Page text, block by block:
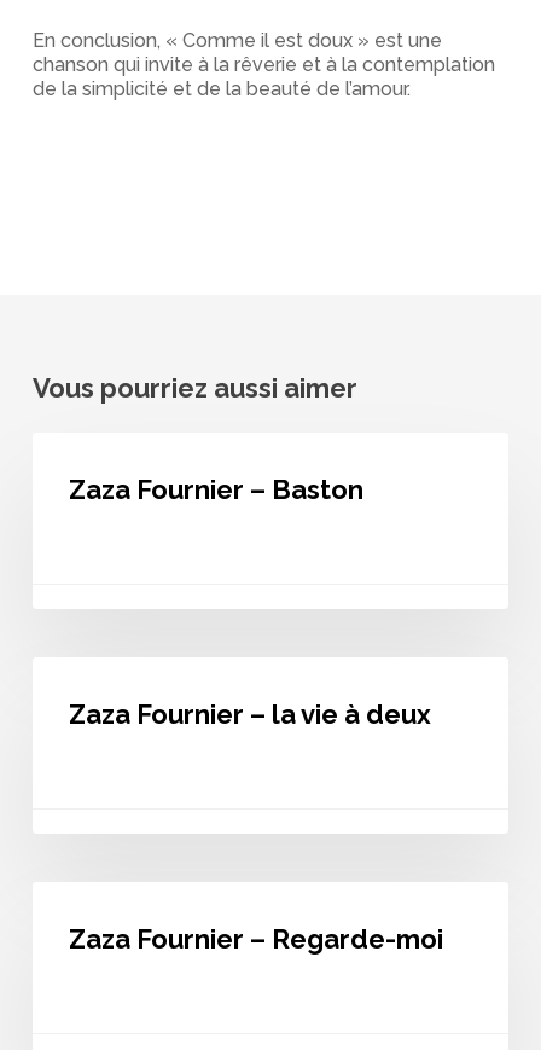
En conclusion, « Comme il est doux » est une
chanson qui invite à la rêverie et à la contemplation
de la simplicité et de la beauté de l’amour.
Vous pourriez aussi aimer
Zaza Fournier – Baston
Zaza Fournier – la vie à deux
Zaza Fournier – Regarde-moi